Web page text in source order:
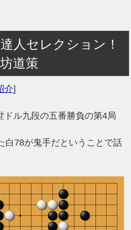
人セレクション！
道策
介]
ドル九段の五番勝負の第4局
白78が鬼手だということで話